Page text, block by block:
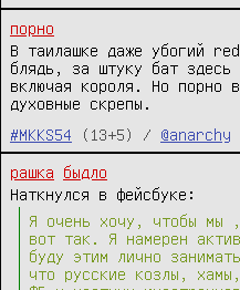
порно
В таилашке даже убогий
блядь, за штуку бат здесь
включая короля. Но порно
духовные скрепы.
#MKKS54
(13+5) / @anarchy
рашка
быдло
Наткнулся в фейсбуке:
Я очень хочу, чтобы мы
вот так. Я намерен
буду этим лично
что русские козлы,